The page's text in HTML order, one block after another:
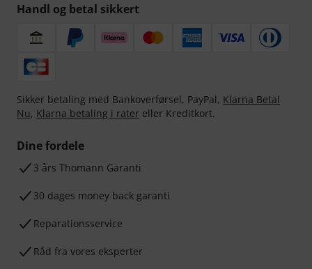
Handl og betal sikkert
Sikker betaling med Bankoverførsel, PayPal, Klarna Betal
Nu, Klarna betaling i rater eller Kreditkort.
Dine fordele
3 års Thomann Garanti
30 dages money back garanti
Reparationsservice
Råd fra vores eksperter